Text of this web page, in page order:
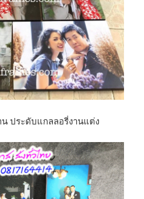
ประดับแกลลอรี่งานแต่ง